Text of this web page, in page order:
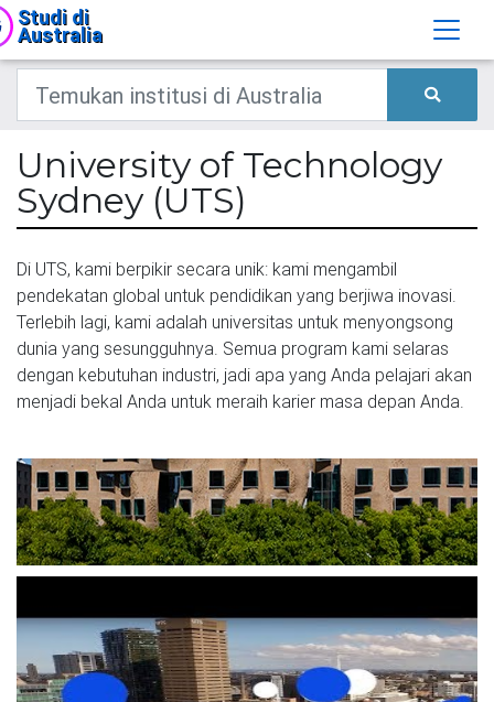
Studi di
Australia
University of Technology
Sydney (UTS)
Di UTS, kami berpikir secara unik: kami mengambil
pendekatan global untuk pendidikan yang berjiwa inovasi.
Terlebih lagi, kami adalah universitas untuk menyongsong
dunia yang sesungguhnya. Semua program kami selaras
dengan kebutuhan industri, jadi apa yang Anda pelajari akan
menjadi bekal Anda untuk meraih karier masa depan Anda.